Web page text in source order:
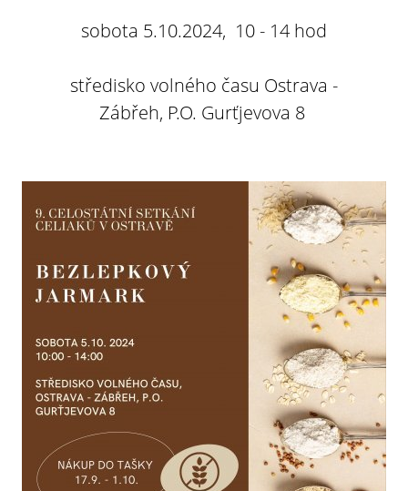
sobota 5.10.2024, 10 - 14 hod
středisko volného času Ostrava -
Zábřeh, P.O. Gurťjevova 8